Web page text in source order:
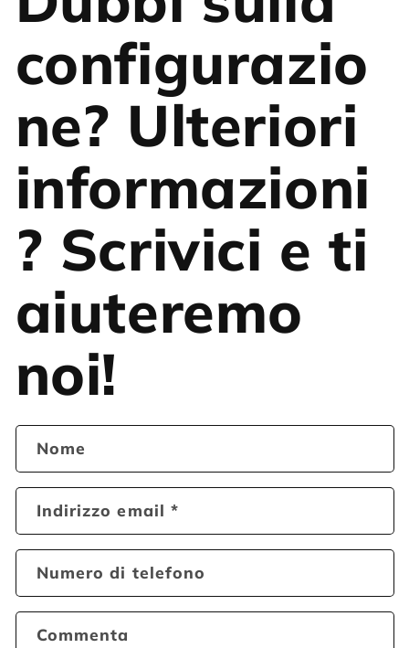
configurazio
ne? Ulteriori
informazioni
? Scrivici e ti
aiuteremo
noi!
Nome
Indirizzo email*
Numero di telefono
Commenta